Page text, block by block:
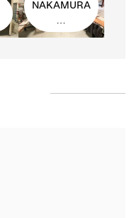
NAKAMURA
…